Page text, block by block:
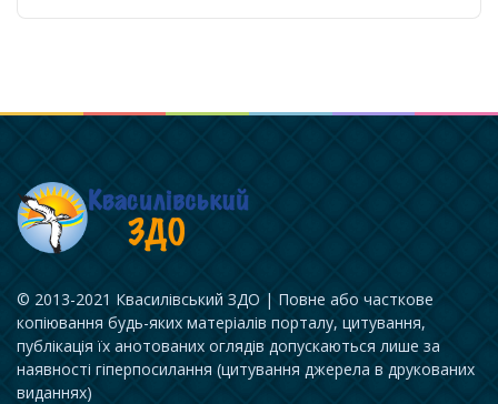
© 2013-2021 Квасилівський ЗДО | Повне або часткове
копіювання будь-яких матеріалів порталу, цитування,
публікація їх анотованих оглядів допускаються лише за
наявності гіперпосилання (цитування джерела в друкованих
виданнях)